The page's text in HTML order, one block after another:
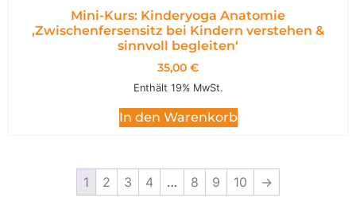
Mini-Kurs: Kinderyoga Anatomie
,Zwischenfersensitz bei Kindern verstehen &
sinnvoll begleiten‘
35,00 €
Enthält 19% MwSt.
In den Warenkorb
1 2 3 4 … 8 9 10 →